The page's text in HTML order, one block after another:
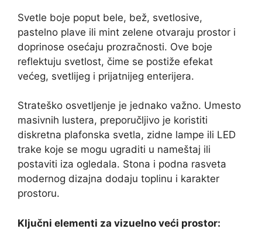
Svetle boje poput bele, bež, svetlosive,
pastelno plave ili mint zelene otvaraju prostor i
doprinose osećaju prozračnosti. Ove boje
reflektuju svetlost, čime se postiže efekat
većeg, svetlijeg i prijatnijeg enterijera.
Strateško osvetljenje je jednako važno. Umesto
masivnih lustera, preporučljivo je koristiti
diskretna plafonska svetla, zidne lampe ili LED
trake koje se mogu ugraditi u nameštaj ili
postaviti iza ogledala. Stona i podna rasveta
modernog dizajna dodaju toplinu i karakter
prostoru.
Ključni elementi za vizuelno veći prostor: